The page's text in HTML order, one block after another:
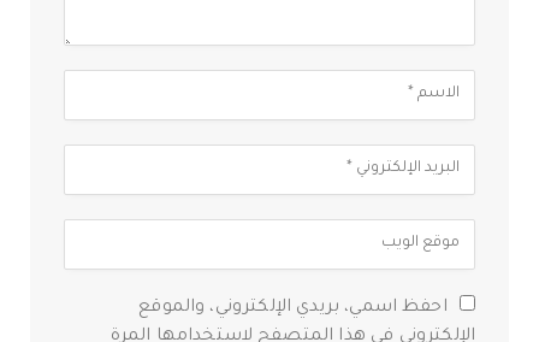
احفظ اسمي، بريدي الإلكتروني، والموقع
الإلكتروني في هذا المتصفح لاستخدامها المرة